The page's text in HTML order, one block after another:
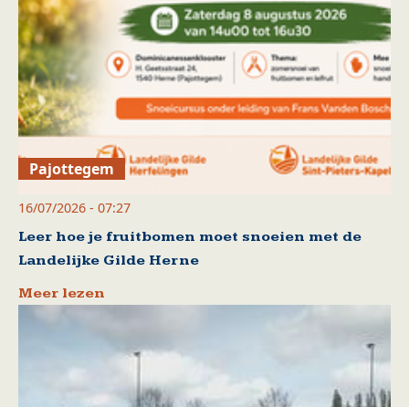
Pajottegem
16/07/2026 - 07:27
Leer hoe je fruitbomen moet snoeien met de
Landelijke Gilde Herne
Meer lezen